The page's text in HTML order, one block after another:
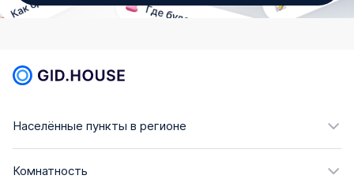
Населённые пункты в регионе
Комнатность